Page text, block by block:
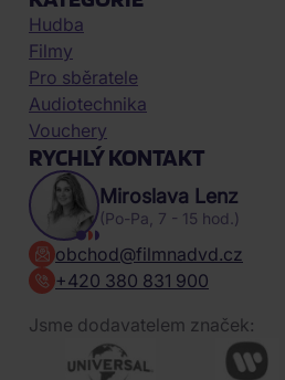
Hudba
Filmy
Pro sběratele
Audiotechnika
Vouchery
RYCHLÝ KONTAKT
Miroslava Lenz
(Po-Pa, 7 - 15 hod.)
obchod@filmnadvd.cz
+420 380 831 900
Jsme dodavatelem značek: